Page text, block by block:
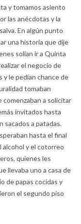
y tomamos asiento
las anécdotas y la
En algún punto
una historia que dije
solían ir a Quinta
el negocio de
y le pedían chance de
tomaban
comenzaban a solicitar
invitados hasta
sacados a patadas.
hasta el final
alcohol y el cotorreo
quienes les
llevaba uno a casa de
de papas cocidas y
el segundo piso